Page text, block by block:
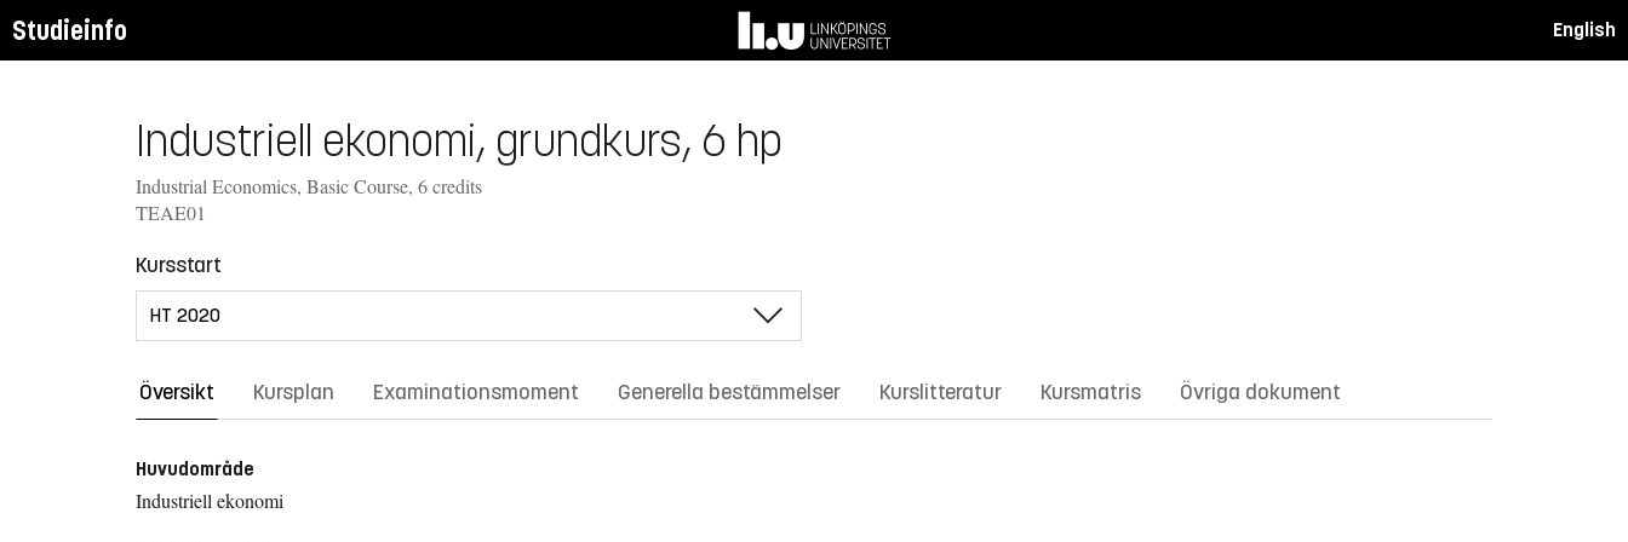
Studieinfo English
Industriell ekonomi, grundkurs, 6 hp
Industrial Economics, Basic Course, 6 credits
TEAE01
Kursstart
Översikt Kursplan Examinationsmoment Generella bestämmelser Kurslitteratur Kursmatris Övriga dokument
Huvudområde
Industriell ekonomi